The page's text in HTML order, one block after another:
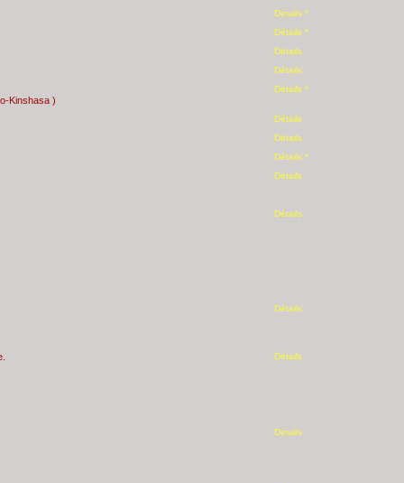
Détails *
Détails *
Détails
Détails
Kinshasa )
Détails *
Détails
Détails
Détails *
Détails
Détails
Détails
Détails
Détails